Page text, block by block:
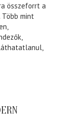
összeforrt a
mint